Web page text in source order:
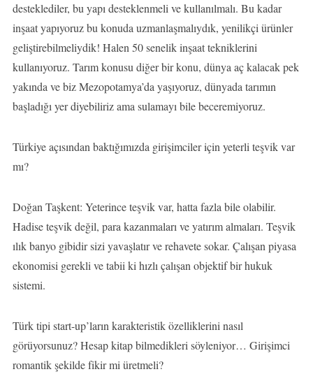
desteklediler, bu yapı desteklenmeli ve kullanılmalı. Bu kadar
inşaat yapıyoruz bu konuda uzmanlaşmalıydık, yenilikçi ürünler
geliştirebilmeliydik! Halen 50 senelik inşaat tekniklerini
kullanıyoruz. Tarım konusu diğer bir konu, dünya aç kalacak pek
yakında ve biz Mezopotamya’da yaşıyoruz, dünyada tarımın
başladığı yer diyebiliriz ama sulamayı bile beceremiyoruz.
Türkiye açısından baktığımızda girişimciler için yeterli teşvik var
mı?
Doğan Taşkent: Yeterince teşvik var, hatta fazla bile olabilir.
Hadise teşvik değil, para kazanmaları ve yatırım almaları. Teşvik
ılık banyo gibidir sizi yavaşlatır ve rehavete sokar. Çalışan piyasa
ekonomisi gerekli ve tabii ki hızlı çalışan objektif bir hukuk
sistemi.
Türk tipi start-up’ların karakteristik özelliklerini nasıl
görüyorsunuz? Hesap kitap bilmedikleri söyleniyor… Girişimci
romantik şekilde fikir mi üretmeli?